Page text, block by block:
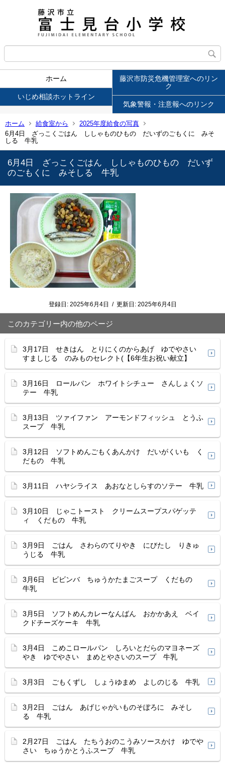
ホーム
藤沢市防災危機管理室へのリン
ク
いじめ相談ホットライン
気象警報・注意報へのリンク
ホーム 給食室から
2025年度給食の写真
6月4日 ざっこくごはん ししゃものひもの だいずのごもくに みそ
しる 牛乳
6月4日 ざっこくごはん ししゃものひもの だいず
のごもくに みそしる 牛乳
登録日: 2025年6月4日 / 更新日: 2025年6月4日
このカテゴリー内の他のページ
3月17日 せきはん とりにくのからあげ ゆでやさい
すましじる のみものセレクト(【6年生お祝い献立】
3月16日 ロールパン ホワイトシチュー さんしょくソ
テー 牛乳
3月13日 ツァイファン アーモンドフィッシュ とうふ
スープ 牛乳
3月12日 ソフトめんごもくあんかけ だいがくいも く
だもの 牛乳
3月11日 ハヤシライス あおなとしらすのソテー 牛乳
3月10日 じゃこトースト クリームスープスパゲッテ
ィ くだもの 牛乳
3月9日 ごはん さわらのてりやき にびたし りきゅ
うじる 牛乳
3月6日 ビビンバ ちゅうかたまごスープ くだもの
牛乳
3月5日 ソフトめんカレーなんばん おかかあえ ベイ
クドチーズケーキ 牛乳
3月4日 こめこロールパン しろいとだらのマヨネーズ
やき ゆでやさい まめとやさいのスープ 牛乳
3月3日 ごもくずし しょうゆまめ よしのじる 牛乳
3月2日 ごはん あげじゃがいものそぼろに みそし
る 牛乳
2月27日 ごはん たちうおのこうみソースかけ ゆでや
さい ちゅうかとうふスープ 牛乳